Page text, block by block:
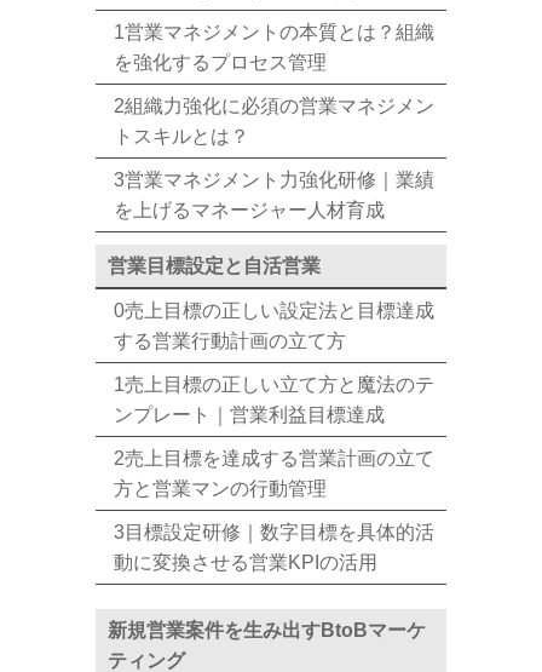
1営業マネジメントの本質とは？組織
を強化するプロセス管理
2組織力強化に必須の営業マネジメン
トスキルとは？
3営業マネジメント力強化研修｜業績
を上げるマネージャー人材育成
営業目標設定と自活営業
0売上目標の正しい設定法と目標達成
する営業行動計画の立て方
1売上目標の正しい立て方と魔法のテ
ンプレート｜営業利益目標達成
2売上目標を達成する営業計画の立て
方と営業マンの行動管理
3目標設定研修｜数字目標を具体的活
動に変換させる営業KPIの活用
新規営業案件を生み出すBtoBマーケ
ティング